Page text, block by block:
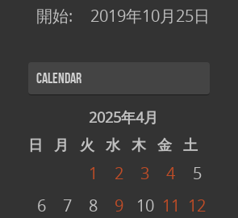
2019年10月25日
開始:
Calendar
2025年4月
日
月 火 水 木 金 土
1 2 3 4
5
6
7 8 9 10 11 12